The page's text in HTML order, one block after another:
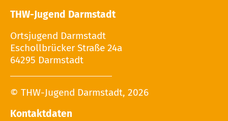
THW-Jugend Darmstadt
Ortsjugend Darmstadt
Eschollbrücker Straße 24a
64295 Darmstadt
© THW-Jugend Darmstadt, 2026
Kontaktdaten